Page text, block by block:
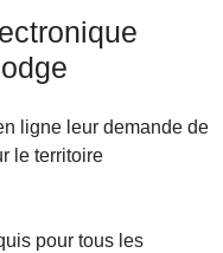
ligne leur demande de
le territoire
pour tous les